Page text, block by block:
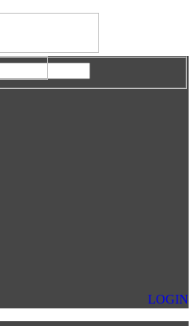
LOGIN